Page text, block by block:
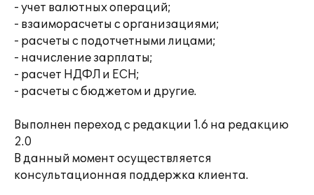
- учет валютных операций;
- взаиморасчеты с организациями;
- расчеты с подотчетными лицами;
- начисление зарплаты;
- расчет НДФЛ и ЕСН;
- расчеты с бюджетом и другие.
Выполнен переход с редакции 1.6 на редакцию
2.0
В данный момент осуществляется
консультационная поддержка клиента.